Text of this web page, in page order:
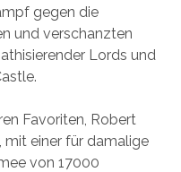
gegen die
und verschanzten
Lords und
Favoriten, Robert
mit einer für damalige
von 17000